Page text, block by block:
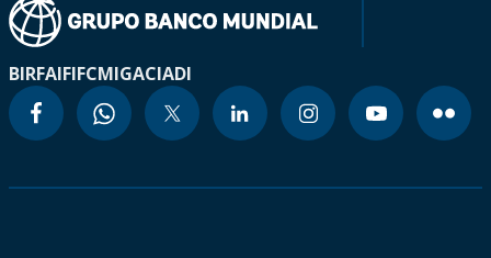
BIRFAIFIFCMIGACIADI